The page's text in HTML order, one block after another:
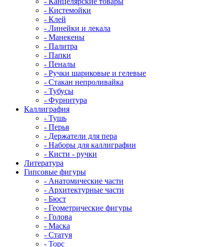
- Кистемойки
- Клей
- Линейки и лекала
- Манекены
- Палитра
- Папки
- Пеналы
- Ручки шариковые и гелевые
- Стакан непроливайка
- Тубусы
- Фурнитура
Каллиграфия
- Тушь
- Перья
- Держатели для пера
- Наборы для каллиграфии
- Кисти - ручки
Литература
Гипсовые фигуры
- Анатомические части
- Архитектурные части
- Бюст
- Геометрические фигуры
- Голова
- Маска
- Статуя
- Торс